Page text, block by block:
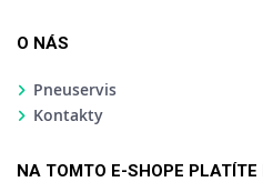
O NÁS
Pneuservis
Kontakty
NA TOMTO E-SHOPE PLATÍTE